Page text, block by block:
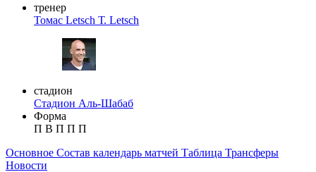
тренер
Томас Letsch Т. Letsch
стадион
Стадион Аль-Шабаб
Форма
П В П П П
Основное Состав календарь матчей Таблица Трансферы
Новости